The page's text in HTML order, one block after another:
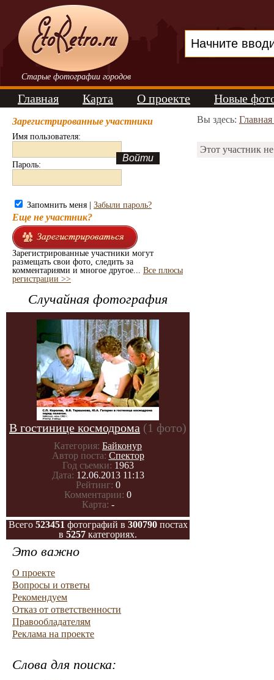
Старые фотографии городов
Главная Карта О проекте Новые
Зарегистрированные участники
Имя пользователя:
Пароль:
Запомнить меня | Забыли пароль?
Еще не участник?
Зарегистрированные участники могут
размещать свои фото, следить за
комментариями и многое другое... Все плюсы
регистрации >>
Случайная фотография
В гостинице космодрома (1 фото)
Категория: Байконур
Автор поста: Спектор
Год съемки: 1963
Дата: 12.06.2013 11:13
Рейтинг: 0
Комментарии: 0
Карта: -
Всего 523451 фотографий в 300790постах
в 5257 категориях.
Это важно
О проекте
Вопросы и ответы
Рекомендуем
Отказ от ответственности
Правообладателям
Реклама на проекте
Слова для поиска:
Вы здесь:
Этот участник